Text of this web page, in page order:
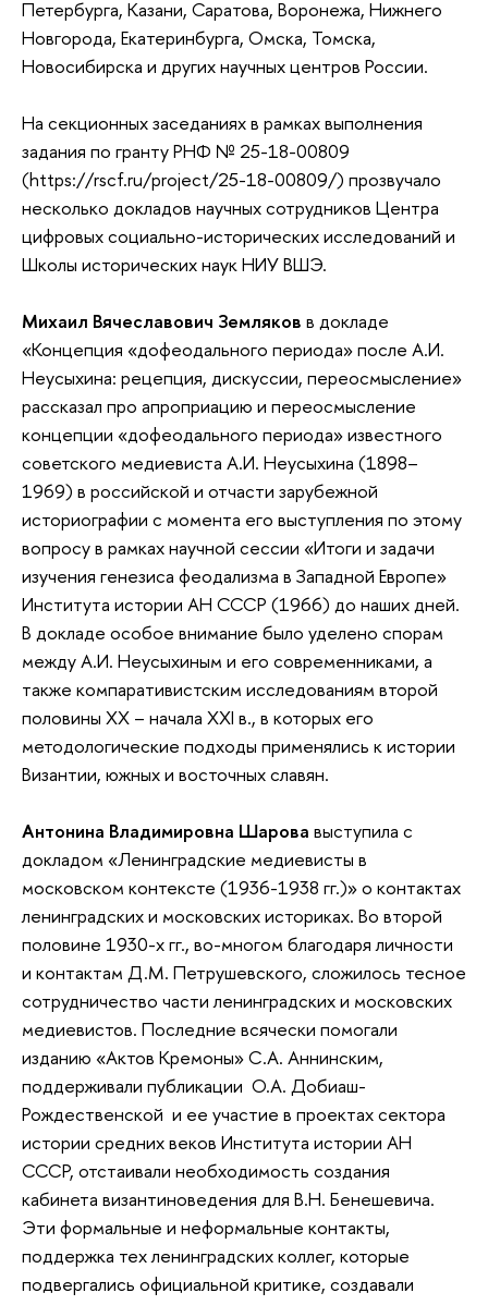
Петербурга, Казани, Саратова, Воронежа, Нижнего
Новгорода, Екатеринбурга, Омска, Томска,
Новосибирска и других научных центров России.
На секционных заседаниях в рамках выполнения
задания по гранту РНФ № 25-18-00809
(https://rscf.ru/project/25-18-00809/) прозвучало
несколько докладов научных сотрудников Центра
цифровых социально-исторических исследований и
Школы исторических наук НИУ ВШЭ.
Михаил Вячеславович Земляков в докладе
«Концепция «дофеодального периода» после А.И.
Неусыхина: рецепция, дискуссии, переосмысление»
рассказал про апроприацию и переосмысление
концепции «дофеодального периода» известного
советского медиевиста А.И. Неусыхина (1898–
1969) в российской и отчасти зарубежной
историографии с момента его выступления по этому
вопросу в рамках научной сессии «Итоги и задачи
изучения генезиса феодализма в Западной Европе»
Института истории АН СССР (1966) до наших дней.
В докладе особое внимание было уделено спорам
между А.И. Неусыхиным и его современниками, а
также компаративистским исследованиям второй
половины XX – начала XXI в., в которых его
методологические подходы применялись к истории
Византии, южных и восточных славян.
Антонина Владимировна Шарова выступила с
докладом «Ленинградские медиевисты в
московском контексте (1936-1938 гг.)» о контактах
ленинградских и московских историках. Во второй
половине 1930-х гг., во-многом благодаря личности
и контактам Д.М. Петрушевского, сложилось тесное
сотрудничество части ленинградских и московских
медиевистов. Последние всячески помогали
изданию «Актов Кремоны» С.А. Аннинским,
поддерживали публикации О.А. Добиаш-
Рождественской и ее участие в проектах сектора
истории средних веков Института истории АН
СССР, отстаивали необходимость создания
кабинета византиноведения для В.Н. Бенешевича.
Эти формальные и неформальные контакты,
поддержка тех ленинградских коллег, которые
подвергались официальной критике, создавали